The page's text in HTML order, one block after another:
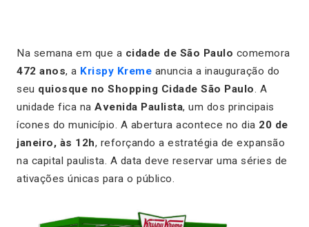
Na semana em que a cidade de São Paulo comemora
472 anos, a Krispy Kreme anuncia a inauguração do
seu quiosque no Shopping Cidade São Paulo. A
unidade fica na Avenida Paulista, um dos principais
ícones do município. A abertura acontece no dia 20 de
janeiro, às 12h, reforçando a estratégia de expansão
na capital paulista. A data deve reservar uma séries de
ativações únicas para o público.